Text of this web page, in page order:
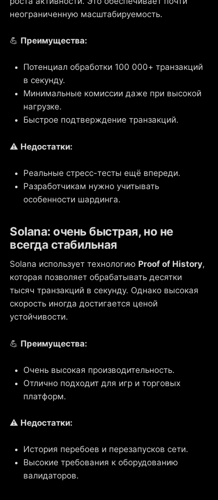
неограниченную масштабируемость.
💪 Преимущества:
Потенциал обработки 100 000+ транзакций
в секунду.
Минимальные комиссии даже при высокой
нагрузке.
Быстрое подтверждение транзакций.
⚠️ Недостатки:
Реальные стресс-тесты ещё впереди.
Разработчикам нужно учитывать
особенности шардинга.
Solana: очень быстрая, но не
всегда стабильная
Solana использует технологию Proof of History,
которая позволяет обрабатывать десятки
тысяч транзакций в секунду. Однако высокая
скорость иногда достигается ценой
устойчивости.
💪 Преимущества:
Очень высокая производительность.
Отлично подходит для игр и торговых
платформ.
⚠️ Недостатки:
История перебоев и перезапусков сети.
Высокие требования к оборудованию
валидаторов.